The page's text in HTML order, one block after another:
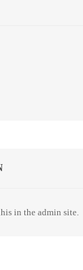
in the admin site.